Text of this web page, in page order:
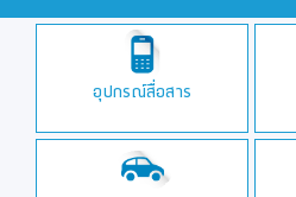
อุปกรณ์สื่อสาร